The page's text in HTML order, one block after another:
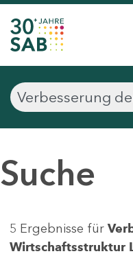
Suche
5 Ergebnisse für
Wirtschaftsstruktur